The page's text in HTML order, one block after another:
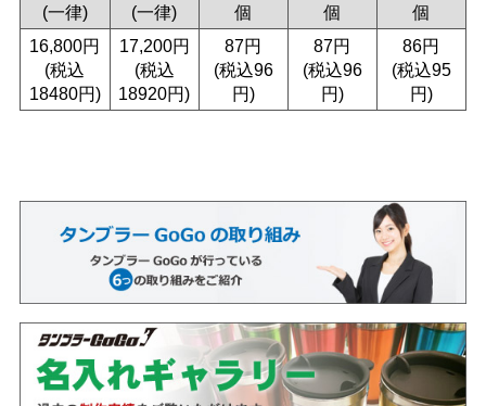
(一律)
(一律)
個
個
個
16,800円
(税込
18480円)
17,200円
(税込
18920円)
87円
(税込96
円)
87円
(税込96
円)
86円
(税込95
円)